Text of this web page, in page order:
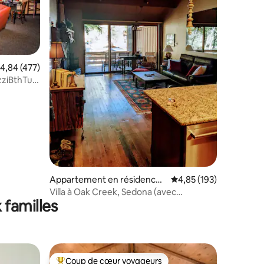
: 4,93 sur 5
moyenne sur la base de 477 commentaires : 4,84 sur 5
4,84 (477)
Kng
Appartement en résidence ⋅
Sedona
Évaluation moyenne
4,85 (193)
Villa à Oak Creek, Sedona (avec
climatisation et chauffage)
familles
Coup de cœur voyageurs